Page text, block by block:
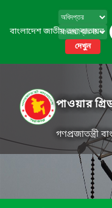
বাংলাদেশ জাতীয় তথ্য বাতায়ন
দেখুন
পাওয়ার
গণপ্রজাতন্ত্রী